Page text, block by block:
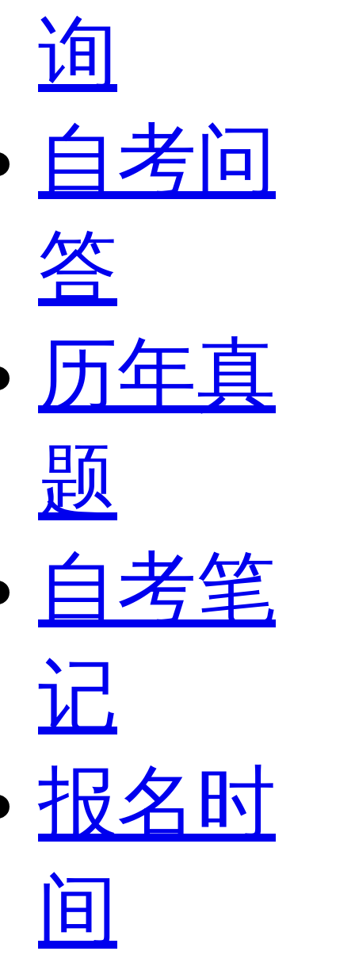
询
自考问
答
历年真
题
自考笔
记
报名时
间